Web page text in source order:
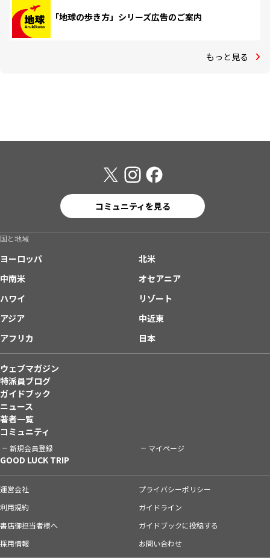
「地球の歩き方」シリーズ広告のご案内
もっと見る
コミュニティを見る
国と地域
ヨーロッパ
北米
中南米
オセアニア
ハワイ
リゾート
アジア
中近東
アフリカ
日本
ウェブマガジン
特派員ブログ
ガイドブック
ニュース
著者一覧
コミュニティ
新規会員登録 マイページ
GOOD LUCK TRIP
運営会社
プライバシーポリシー
利用規約
ガイドライン
書店御担当者様へ
ガイドブックに投稿する
採用情報
お問い合わせ